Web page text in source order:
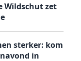
Wildschut zet
sterker: kom
in